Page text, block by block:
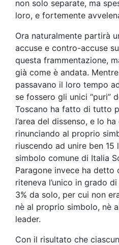
non solo separate, ma
loro, e fortemente
Ora naturalmente partirà
accuse e contro-accuse
questa frammentazione,
già come è andata.
passavano il loro tempo
se fossero gli unici “puri”
Toscano ha fatto di tutto
l’area del dissenso, e lo
rinunciando al proprio
riuscendo ad unire ben
simbolo comune di Italia
Paragone invece ha detto
riteneva l’unico in grado
3% da solo, per cui non
nè al proprio simbolo, nè
leader.
Con il risultato che